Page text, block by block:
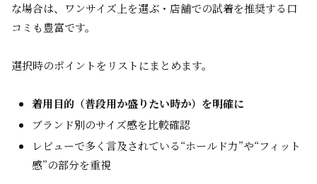
な場合は、ワンサイズ上を選ぶ・店舗での試着を推奨する口
コミも豊富です。
選択時のポイントをリストにまとめます。
着用目的（普段用か盛りたい時か）を明確に
ブランド別のサイズ感を比較確認
レビューで多く言及されている“ホールド力”や“フィット
感”の部分を重視